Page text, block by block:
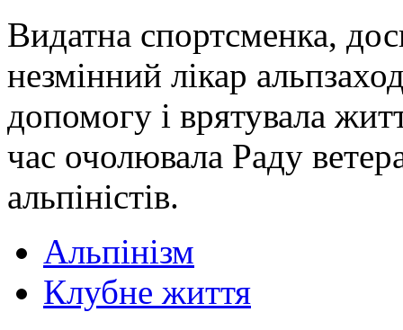
Видатна спортсменка,
незмінний лікар
допомогу і врятувала
час очолювала Раду
альпіністів.
Альпінізм
Клубне життя